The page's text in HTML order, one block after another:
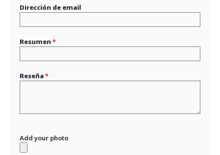
Dirección de email
Resumen
Reseña
Add your photo